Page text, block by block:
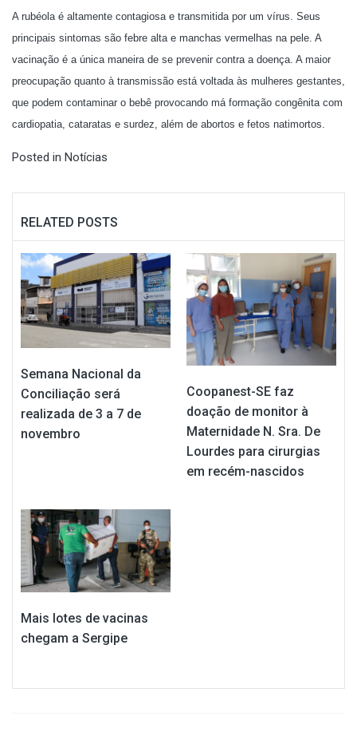
A rubéola é altamente contagiosa e transmitida por um vírus. Seus
principais sintomas são febre alta e manchas vermelhas na pele. A
vacinação é a única maneira de se prevenir contra a doença. A maior
preocupação quanto à transmissão está voltada às mulheres gestantes,
que podem contaminar o bebê provocando má formação congênita com
cardiopatia, cataratas e surdez, além de abortos e fetos natimortos.
Posted in Notícias
RELATED POSTS
Semana Nacional da
Conciliação será
realizada de 3 a 7 de
novembro
Coopanest-SE faz
doação de monitor à
Maternidade N. Sra. De
Lourdes para cirurgias
em recém-nascidos
Mais lotes de vacinas
chegam a Sergipe